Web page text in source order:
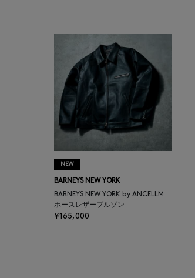
ATTO VANNUCCI
FIRENZE
AURALEE
AUTRY
BAGUTTA
BAKUNE
NEW
BARNEYS NEW YORK
BARNEYS NEW YORK by ANCELLM
ホースレザーブルゾン
¥165,000